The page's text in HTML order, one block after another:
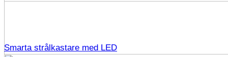
Smarta strålkastare med LED